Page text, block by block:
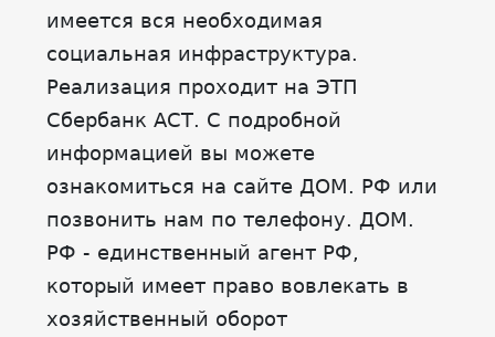
имеется вся необходимая
социальная инфраструктура.
Реализация проходит на ЭТП
Сбербанк АСТ. С подробной
информацией вы можете
ознакомиться на сайте ДОМ. РФ или
позвонить нам по телефону. ДОМ.
РФ - единственный агент РФ,
который имеет право вовлекать в
хозяйственный оборот